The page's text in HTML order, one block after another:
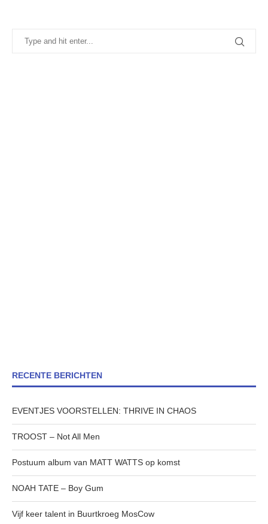
RECENTE BERICHTEN
EVENTJES VOORSTELLEN: THRIVE IN CHAOS
TROOST – Not All Men
Postuum album van MATT WATTS op komst
NOAH TATE – Boy Gum
Vijf keer talent in Buurtkroeg MosCow